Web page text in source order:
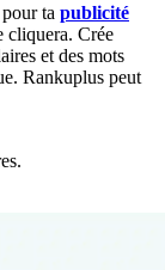
ta publicité
cliquera. Crée
et des mots
Rankuplus peut